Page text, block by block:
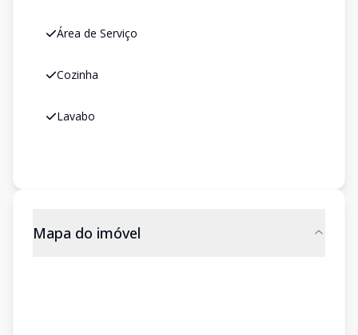
Área de Serviço
Cozinha
Lavabo
Mapa do imóvel